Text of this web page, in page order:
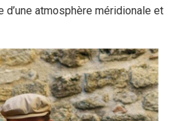
atmosphère méridionale et